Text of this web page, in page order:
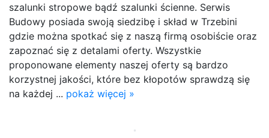
szalunki stropowe bądź szalunki ścienne. Serwis
Budowy posiada swoją siedzibę i skład w Trzebini
gdzie można spotkać się z naszą firmą osobiście oraz
zapoznać się z detalami oferty. Wszystkie
proponowane elementy naszej oferty są bardzo
korzystnej jakości, które bez kłopotów sprawdzą się
na każdej ... pokaż więcej »